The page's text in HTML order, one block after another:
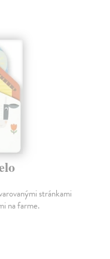
stránkami
na farme.